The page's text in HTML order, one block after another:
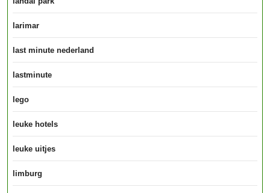
larimar
last minute nederland
lastminute
lego
leuke hotels
leuke uitjes
limburg